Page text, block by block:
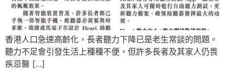
香港人口急速高齡化，長者聽力下降已是老生常談的問題。
聽力不足會引發生活上種種不便，但許多長者及其家人仍畏
疾忌醫 […]